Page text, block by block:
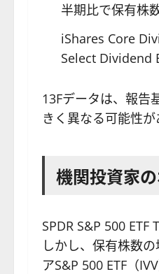
半期比で保有株
iShares Core
Select Dividend
13Fデータは、報告
きく異なる可能性
機関投資家
SPDR S&P 500
しかし、保有株数
アS&P 500 ETF（